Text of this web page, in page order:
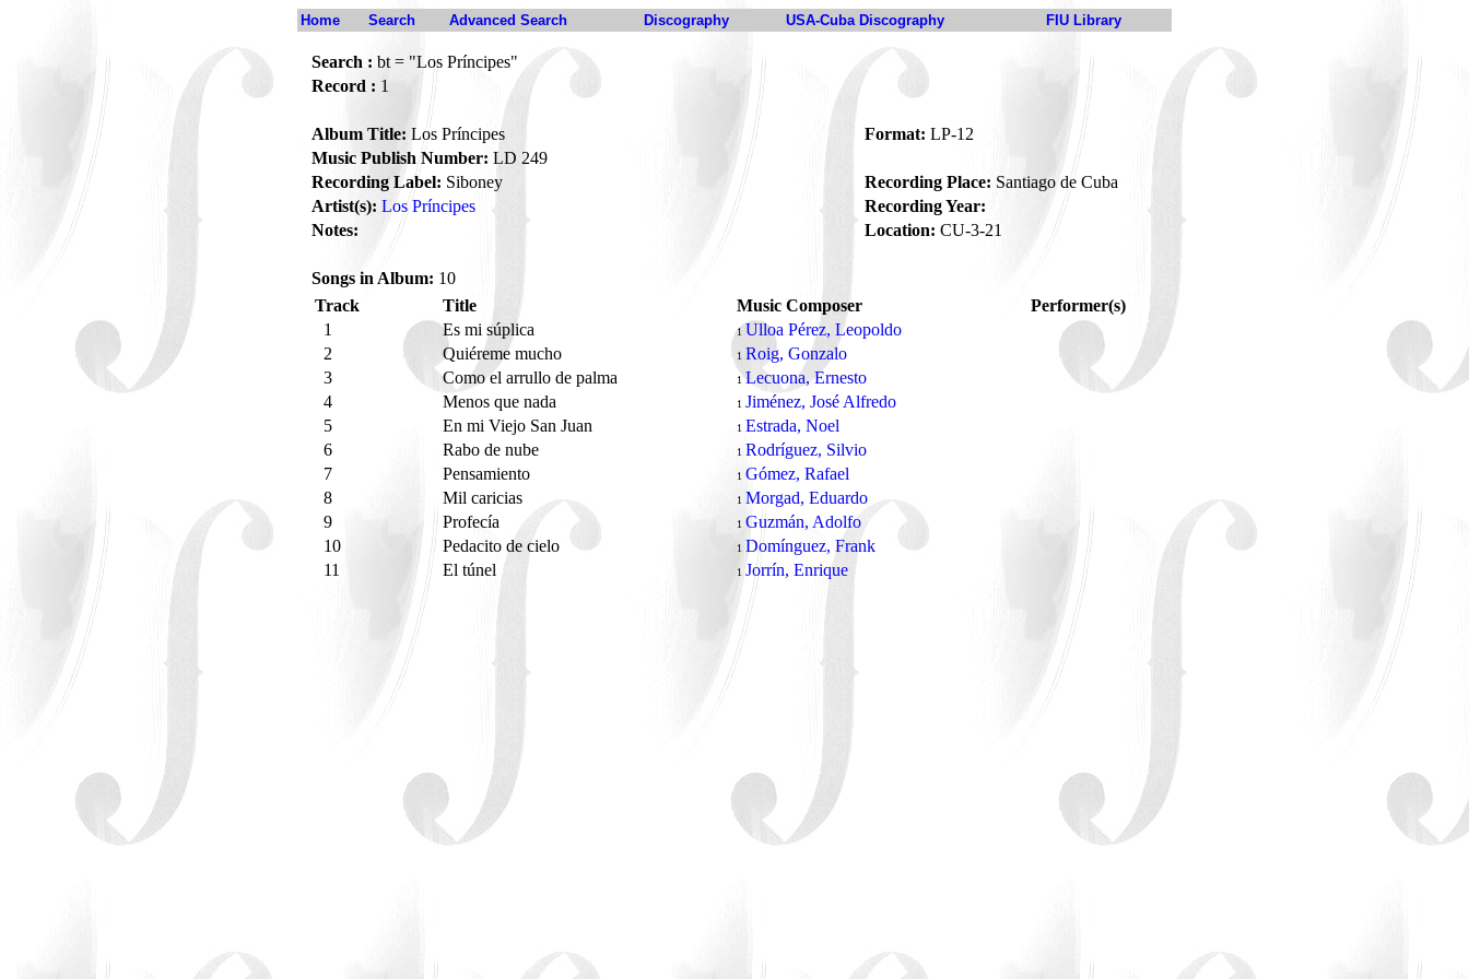
Home Search Advanced Search Discography USA-Cuba Discography FIU Library
Search : bt = "Los Príncipes"
Record : 1
Album Title: Los Príncipes Format: LP-12
Music Publish Number: LD 249
Recording Label: Siboney Recording Place: Santiago de Cuba
Artist(s): Los Príncipes
Recording Year:
Notes:
Location: CU-3-21
Songs in Album: 10
Track
Title Music Composer
Performer(s)
1
Es mi súplica 1 Ulloa Pérez, Leopoldo
2
Quiéreme mucho 1 Roig, Gonzalo
3
Como el arrullo de palma 1Lecuona, Ernesto
4
Menos que nada 1 Jiménez, José Alfredo
5
En mi Viejo San Juan 1 Estrada, Noel
6
Rabo de nube 1 Rodríguez, Silvio
7
Pensamiento 1 Gómez, Rafael
8
Mil caricias 1 Morgad, Eduardo
9
Profecía 1 Guzmán, Adolfo
10
Pedacito de cielo 1 Domínguez, Frank
11
El túnel 1 Jorrín, Enrique